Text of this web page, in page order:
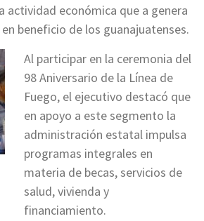
actividad económica que a genera
beneficio de los guanajuatenses.
Al participar en la ceremonia del
98 Aniversario de la Línea de
Fuego, el ejecutivo destacó que
en apoyo a este segmento la
administración estatal impulsa
programas integrales en
materia de becas, servicios de
salud, vivienda y
financiamiento.